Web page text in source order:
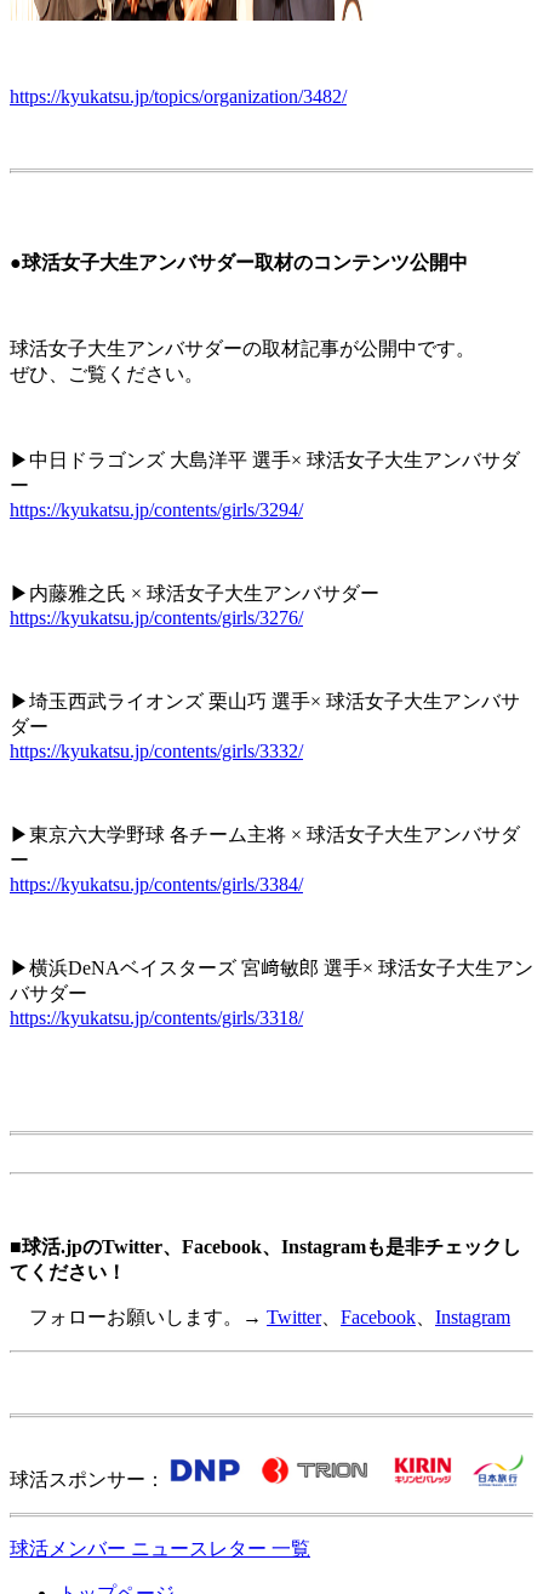
https://kyukatsu.jp/topics/organization/3482/
●球活女子大生アンバサダー取材のコンテンツ公開中
球活女子大生アンバサダーの取材記事が公開中です。
ぜひ、ご覧ください。
▶︎中日ドラゴンズ 大島洋平 選手× 球活女子大生アンバサダ
ー
https://kyukatsu.jp/contents/girls/3294/
▶︎内藤雅之氏 × 球活女子大生アンバサダー
https://kyukatsu.jp/contents/girls/3276/
▶︎埼玉西武ライオンズ 栗山巧 選手× 球活女子大生アンバサ
ダー
https://kyukatsu.jp/contents/girls/3332/
▶︎東京六大学野球 各チーム主将 × 球活女子大生アンバサダ
ー
https://kyukatsu.jp/contents/girls/3384/
▶︎横浜DeNAベイスターズ 宮﨑敏郎 選手× 球活女子大生アン
バサダー
https://kyukatsu.jp/contents/girls/3318/
■球活.jpのTwitter、Facebook、Instagramも是非チェックし
てください！
フォローお願いします。→ Twitter、 Facebook Instagram
球活スポンサー：
球活メンバー ニュースレター 一覧